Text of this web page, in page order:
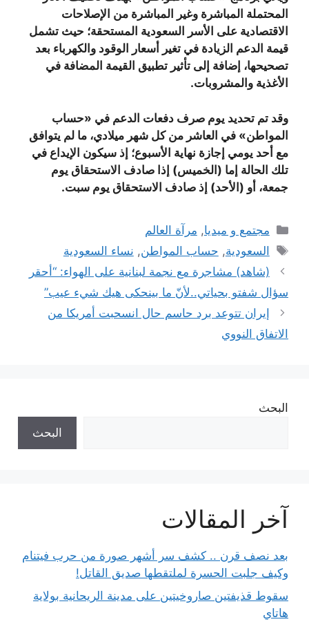
المحتملة المباشرة وغير المباشرة من الإصلاحات
الاقتصادية على الأسر السعودية المستحقة؛ حيث تشمل
قيمة الدعم الزيادة في تغير أسعار الوقود والكهرباء بعد
تصحيحها، إضافة إلى تأثير تطبيق القيمة المضافة في
الأغذية والمشروبات.
وقد تم تحديد يوم صرف دفعات الدعم في «حساب
المواطن» في العاشر من كل شهر ميلادي، ما لم يتوافق
مع أحد يومي إجازة نهاية الأسبوع؛ إذ سيكون الإيداع في
تلك الحالة إما (الخميس) إذا صادف الاستحقاق يوم
جمعة، أو (الأحد) إذ صادف الاستحقاق يوم سبت.
التصنيفات
مجتمع و ميديا, مرآة العالم
الوسوم
السعودية, حساب المواطن, نساء السعودية
(شاهد) مشاجرة مع نجمة لبنانية على الهواء: “أحقر
سؤال شفتو بحياتي..لأنّ ما بينحكى هيك شيء عيب”
إيران تتوعد برد حاسم حال انسحبت أمريكا من
الاتفاق النووي
البحث
البحث
آخر المقالات
بعد نصف قرن .. كشف سر أشهر صورة من حرب فيتنام
وكيف جلبت الحسرة لملتقطها صديق القاتل!
سقوط قذيفتين صاروخيتين على مدينة الريحانية بولاية
هاتاي